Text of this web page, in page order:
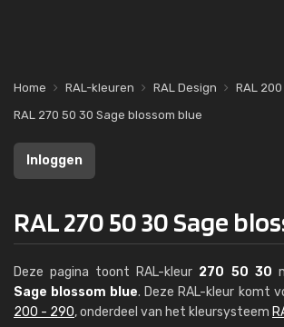
Home RAL-kleuren RAL Design
RAL
RAL 270 50 30 Sage blossom blue
Inloggen
RAL 270 50 30 Sage
Deze pagina toont RAL-kleur 270 50 30
Sage blossom blue. Deze RAL-kleur komt
200 - 290, onderdeel van het kleursysteem